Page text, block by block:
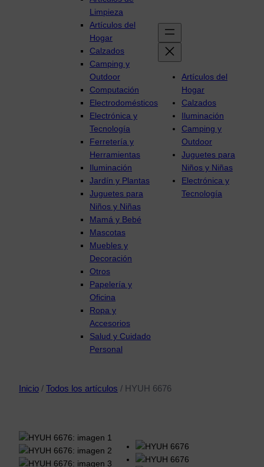
Limpieza
Artículos del
Hogar
Calzados
Camping y
Outdoor
Computación
Electrodomésticos
Electrónica y
Tecnología
Ferretería y
Herramientas
Iluminación
Jardín y Plantas
Juguetes para
Niños y Niñas
Mamá y Bebé
Mascotas
Muebles y
Decoración
Otros
Papelería y
Oficina
Ropa y
Accesorios
Salud y Cuidado
Personal
Artículos del
Hogar
Calzados
Iluminación
Camping y
Outdoor
Juguetes para
Niños y Niñas
Electrónica y
Tecnología
Inicio / Todos los artículos / HYUH 6676